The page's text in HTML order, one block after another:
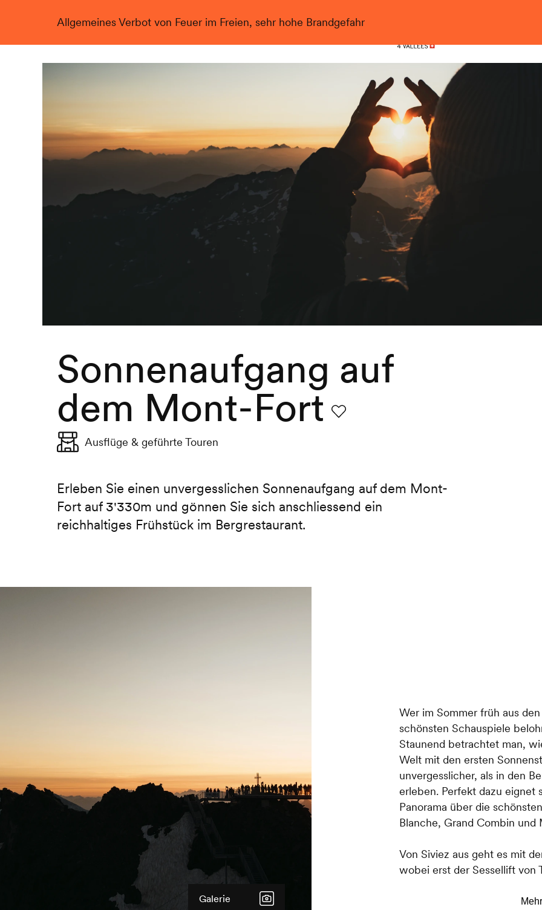
Allgemeines Verbot von Feuer im Freien, sehr hohe Brandgefahr
Nendaz
Live
Sonnenaufgang auf
dem Mont-Fort
Ausflüge & geführte Touren
Erleben Sie einen unvergesslichen Sonnenaufgang auf dem Mont-
Fort auf 3'330m und gönnen Sie sich anschliessend ein
reichhaltiges Frühstück im Bergrestaurant.
Galerie
Wer im Sommer früh aus
schönsten Schauspiele
Staunend betrachtet man,
Welt mit den ersten
unvergesslicher, als in den
erleben. Perfekt dazu eignet
Panorama über die
Blanche, Grand Combin und
Von Siviez aus geht es mit
wobei erst der Sessellift von